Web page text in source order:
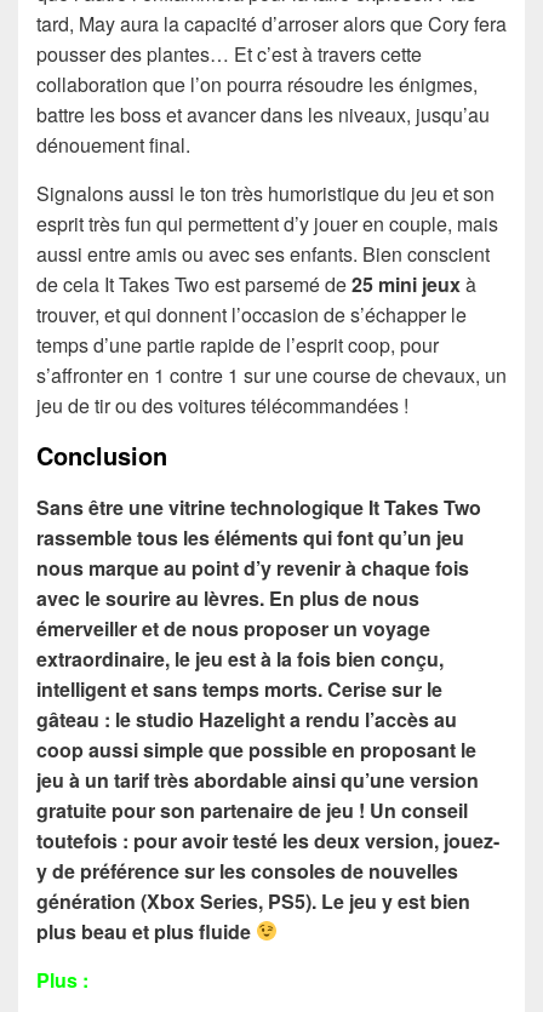
tard, May aura la capacité d’arroser alors que Cory fera
pousser des plantes… Et c’est à travers cette
collaboration que l’on pourra résoudre les énigmes,
battre les boss et avancer dans les niveaux, jusqu’au
dénouement final.
Signalons aussi le ton très humoristique du jeu et son
esprit très fun qui permettent d’y jouer en couple, mais
aussi entre amis ou avec ses enfants. Bien conscient
de cela It Takes Two est parsemé de25 mini jeuxà
trouver, et qui donnent l’occasion de s’échapper le
temps d’une partie rapide de l’esprit coop, pour
s’affronter en 1 contre 1 sur une course de chevaux, un
jeu de tir ou des voitures télécommandées !
Conclusion
Sans être une vitrine technologique It Takes Two
rassemble tous les éléments qui font qu’un jeu
nous marque au point d’y revenir à chaque fois
avec le sourire au lèvres. En plus de nous
émerveiller et de nous proposer un voyage
extraordinaire, le jeu est à la fois bien conçu,
intelligent et sans temps morts. Cerise sur le
gâteau : le studio Hazelight a rendu l’accès au
coop aussi simple que possible en proposant le
jeu à un tarif très abordable ainsi qu’une version
gratuite pour son partenaire de jeu ! Un conseil
toutefois : pour avoir testé les deux version, jouez-
y de préférence sur les consoles de nouvelles
génération (Xbox Series, PS5). Le jeu y est bien
plus beau et plus fluide
Plus :